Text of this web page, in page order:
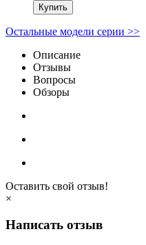
Купить
Остальные модели серии >>
Описание
Отзывы
Вопросы
Обзоры
Оставить свой отзыв!
×
Написать отзыв